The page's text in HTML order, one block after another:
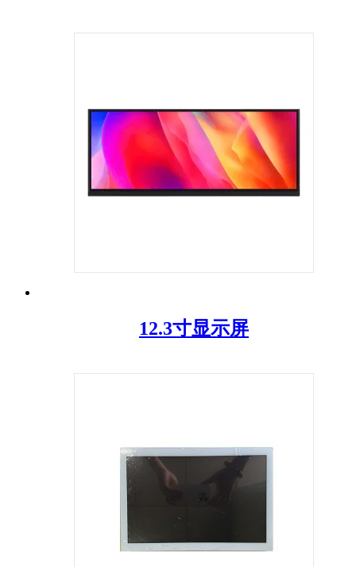
12.3寸显示屏